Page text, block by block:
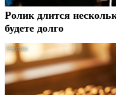
Ролик длится
будете долго